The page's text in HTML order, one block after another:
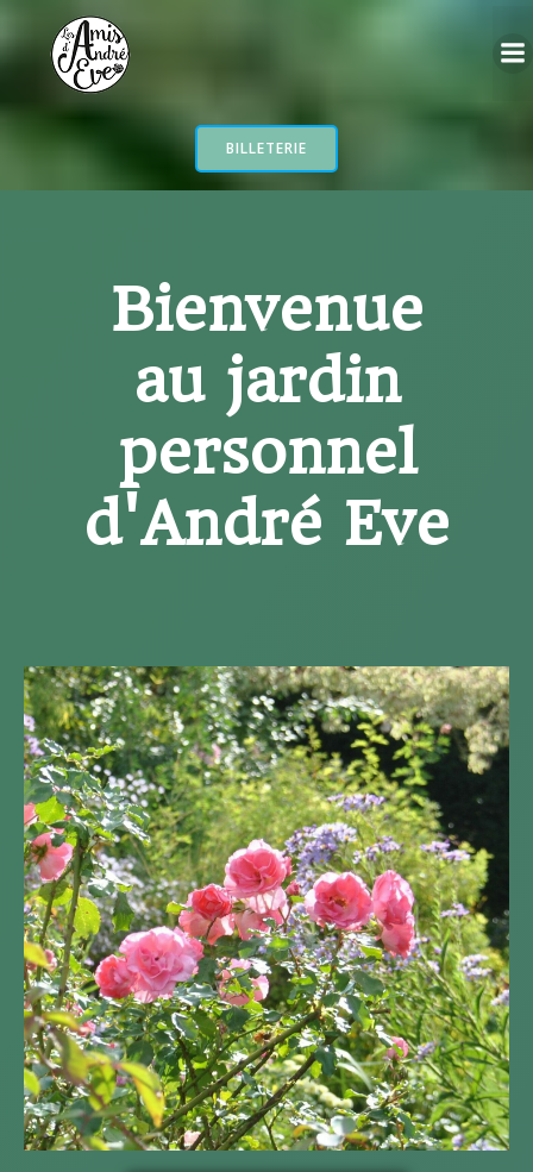
BILLETERIE
Bienvenue
au jardin
personnel
d'André Eve